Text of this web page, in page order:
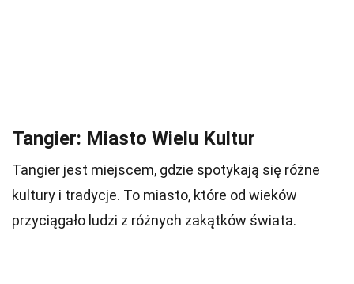
Tangier: Miasto Wielu Kultur
Tangier jest miejscem, gdzie spotykają się różne
kultury i tradycje. To miasto, które od wieków
przyciągało ludzi z różnych zakątków świata.